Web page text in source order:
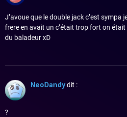
J’avoue que le double jack c’est sympa
frere en avait un c’était trop fort on
du baladeur xD
NeoDandydit :
?